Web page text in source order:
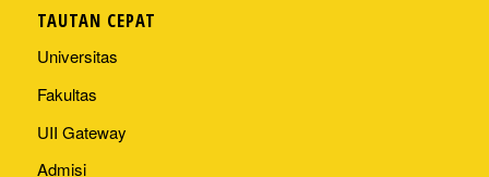
TAUTAN CEPAT
Universitas
Fakultas
UII Gateway
Admisi